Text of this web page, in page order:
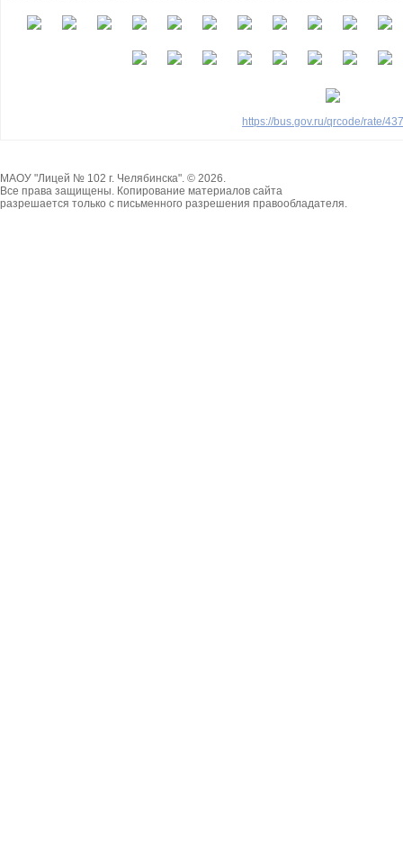
https://bus.gov.ru/qrcode/rate/
МАОУ "Лицей № 102 г. Челябинска". © 2026.
Все права защищены. Копирование материалов сайта
разрешается только с письменного разрешения правообладателя.